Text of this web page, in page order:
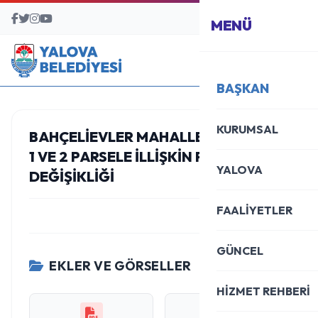
BAŞVURU MERKEZİ
MENÜ
BAŞKAN
KURUMSAL
YALOVA
FAALİYETLER
GÜNCEL
HİZMET REHBERİ
BAHÇELIEVLER MAHALLESI 1254 ADA
1 VE 2 PARSELE ILLIŞKIN PLAN
DEĞIŞIKLIĞI
EKLER VE GÖRSELLER